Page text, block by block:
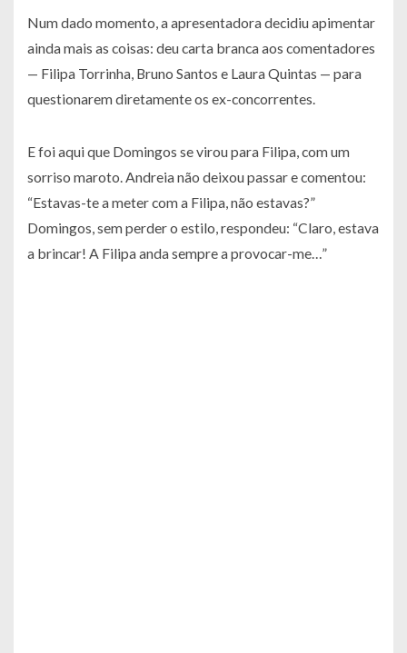
Num dado momento, a apresentadora decidiu apimentar
ainda mais as coisas: deu carta branca aos comentadores
— Filipa Torrinha, Bruno Santos e Laura Quintas — para
questionarem diretamente os ex-concorrentes.
E foi aqui que Domingos se virou para Filipa, com um
sorriso maroto. Andreia não deixou passar e comentou:
“Estavas-te a meter com a Filipa, não estavas?”
Domingos, sem perder o estilo, respondeu: “Claro, estava
a brincar! A Filipa anda sempre a provocar-me…”